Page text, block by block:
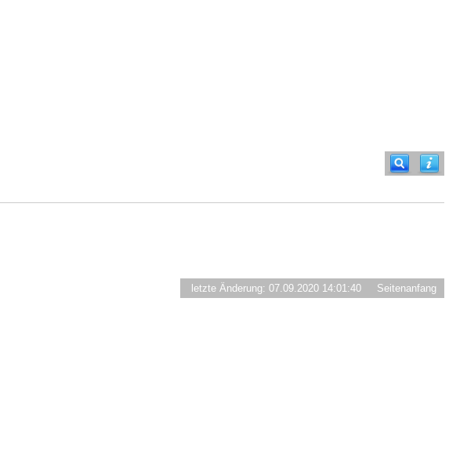
letzte Änderung: 07.09.2020 14:01:40 Seitenanfang